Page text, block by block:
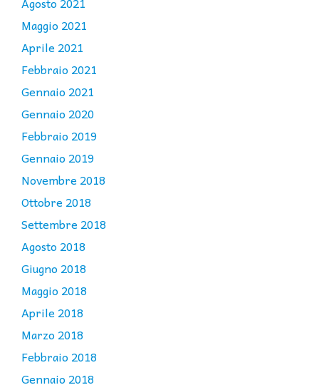
Maggio 2021
Aprile 2021
Febbraio 2021
Gennaio 2021
Gennaio 2020
Febbraio 2019
Gennaio 2019
Novembre 2018
Ottobre 2018
Settembre 2018
Agosto 2018
Giugno 2018
Maggio 2018
Aprile 2018
Marzo 2018
Febbraio 2018
Gennaio 2018